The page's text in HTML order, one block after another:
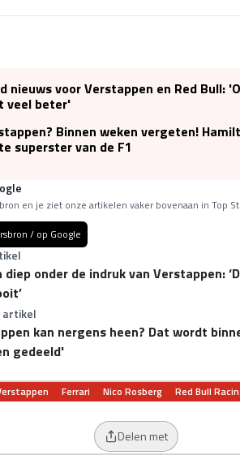
nieuws voor Verstappen en Red Bull:
veel beter'
Binnen weken vergeten!
superster van de F1
en je ziet onze artikelen vaker bovenaan in Top
/ op Google
diep onder de indruk van Verstappen:
artikel
kan nergens heen? Dat wordt
gedeeld'
Ferrari Nico Rosberg Red Bull
Delen met